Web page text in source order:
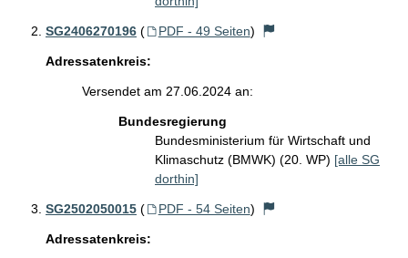
SG2406270196 ( PDF - 49 Seiten)
Adressatenkreis:
Versendet am 27.06.2024 an:
Bundesregierung
Bundesministerium für Wirtschaft und
Klimaschutz (BMWK) (20. WP) [alle SG
dorthin]
SG2502050015 ( PDF - 54 Seiten)
Adressatenkreis: